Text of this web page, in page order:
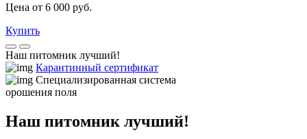
Цена от 6 000 руб.
Купить
Наш питомник лучший!
Карантинный сертификат
Специализированная система
орошения поля
Наш питомник лучший!